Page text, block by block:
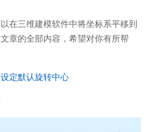
在三维建模软件中将坐标系平移到
章的全部内容，希望对你有所帮
定默认旋转中心